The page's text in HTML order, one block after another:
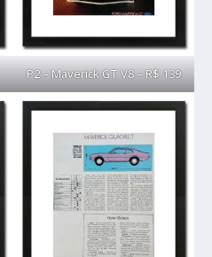
P2 – Maverick GT V8 – R$ 139